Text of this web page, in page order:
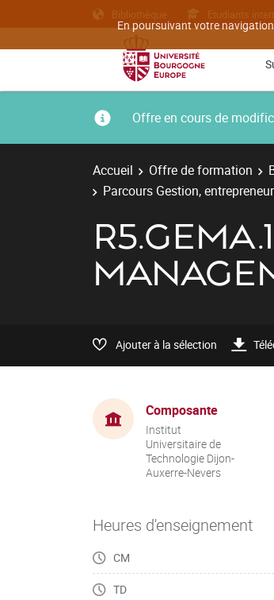
En poursuivant votre
Bibliothèque Etudiants
Offre en cours de
Accueil Offre de formation
Parcours Gestion,
Ajouter à la sélection
Composante
Institut
Universitaire de
Technologie Dijon-
Auxerre-Nevers
Heures d'enseignement
CM
TD